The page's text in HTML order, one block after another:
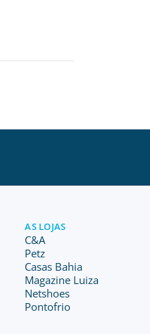
AS LOJAS
C&A
Petz
Casas Bahia
Magazine Luiza
Netshoes
Pontofrio